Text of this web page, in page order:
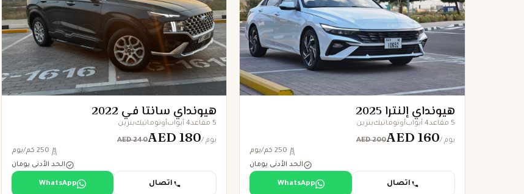
هيونداي إلنترا 2025
5 مقاعد 4 أبواب أوتوماتيكبنزين
AED 200AED 160 / يوم
250 كم/يوم
الحد الأدنى يومان
اتصال WhatsApp
هيونداي سانتا في 2022
5 مقاعد 4 أبواب أوتوماتيكبنزين
AED 240AED 180 / يوم
250 كم/يوم
الحد الأدنى يومان
اتصال WhatsApp